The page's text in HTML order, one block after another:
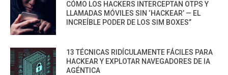
CÓMO LOS HACKERS INTERCEPTAN OTPS Y
LLAMADAS MÓVILES SIN ‘HACKEAR’ — EL
INCREÍBLE PODER DE LOS SIM BOXES”
13 TÉCNICAS RIDÍCULAMENTE FÁCILES PARA
HACKEAR Y EXPLOTAR NAVEGADORES DE IA
AGÉNTICA